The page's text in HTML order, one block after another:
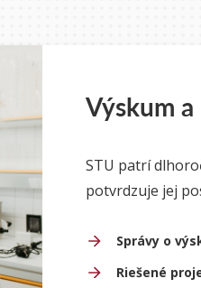
Výskum
STU patrí
potvrdzuje jej
Správy o
Riešené